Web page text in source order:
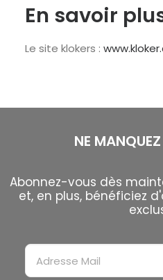
En savoir
Le site klokers :
NE
Abonnez-vous dès
et, en plus, bénéficiez